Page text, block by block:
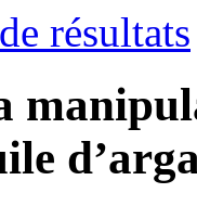
résultats